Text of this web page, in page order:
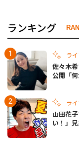
ランキング
ラ
佐々木
公開「
ラ
山田花
い！」